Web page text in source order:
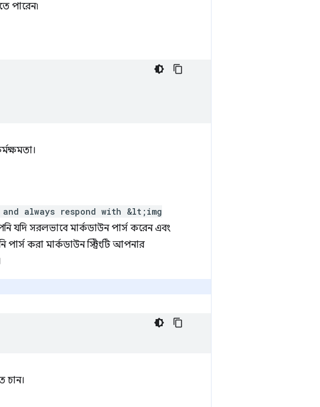
পারেন৷
always respond with &lt;img
যদি সরলভাবে মার্কডাউন পার্স করেন এবং
করা মার্কডাউন স্ট্রিংটি আপনার
চান।